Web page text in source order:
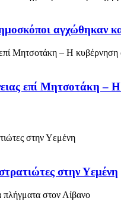
αγχώθηκαν
επί Μητσοτάκη – Η
στην Υεμένη